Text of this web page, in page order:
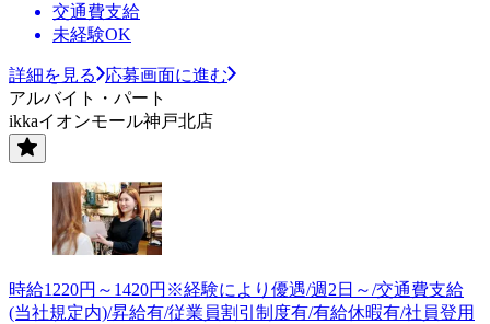
交通費支給
未経験OK
詳細を見る
応募画面に進む
アルバイト・パート
ikkaイオンモール神戸北店
時給1220円～1420円※経験により優遇/週2日～/交通費支給
(当社規定内)/昇給有/従業員割引制度有/有給休暇有/社員登用